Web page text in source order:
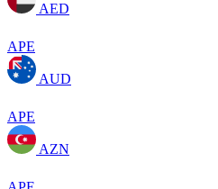
AED
APE
AUD
APE
AZN